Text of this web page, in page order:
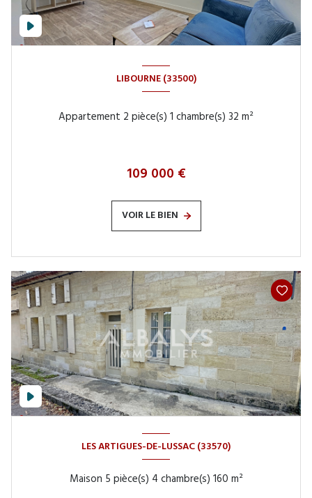
LIBOURNE (33500)
Appartement 2 pièce(s) 1 chambre(s) 32 m²
109 000 €
VOIR LE BIEN
LES ARTIGUES-DE-LUSSAC (33570)
Maison 5 pièce(s) 4 chambre(s) 160 m²